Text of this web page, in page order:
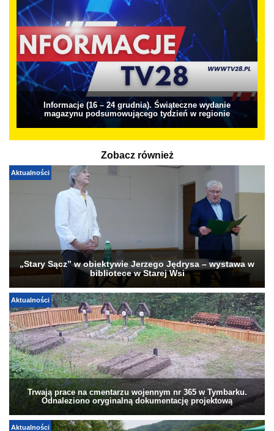
Informacje (16 – 24 grudnia). Świąteczne wydanie
magazynu podsumowującego tydzień w regionie
Zobacz również
Aktualności
„Stary Sącz” w obiektywie Jerzego Jędrysa – wystawa w
bibliotece w Starej Wsi
Aktualności
Trwają prace na cmentarzu wojennym nr 365 w Tymbarku.
Odnaleziono oryginalną dokumentację projektową
Aktualności